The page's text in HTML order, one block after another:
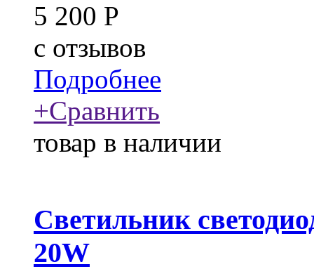
5 200 Р
c отзывов
Подробнее
+Сравнить
товар в наличии
Светильник
20W